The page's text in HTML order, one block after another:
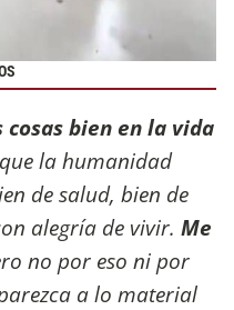
cosas bien en la vida
la humanidad
de salud, bien de
alegría de vivir. Me
no por eso ni por
a lo material